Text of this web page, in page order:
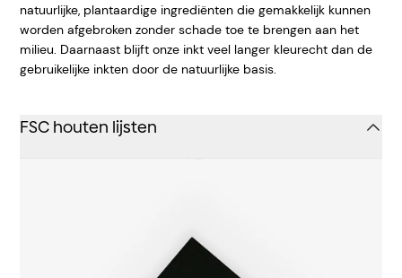
natuurlijke, plantaardige ingrediënten die gemakkelijk kunnen
worden afgebroken zonder schade toe te brengen aan het
milieu. Daarnaast blijft onze inkt veel langer kleurecht dan de
gebruikelijke inkten door de natuurlijke basis.
FSC houten lijsten